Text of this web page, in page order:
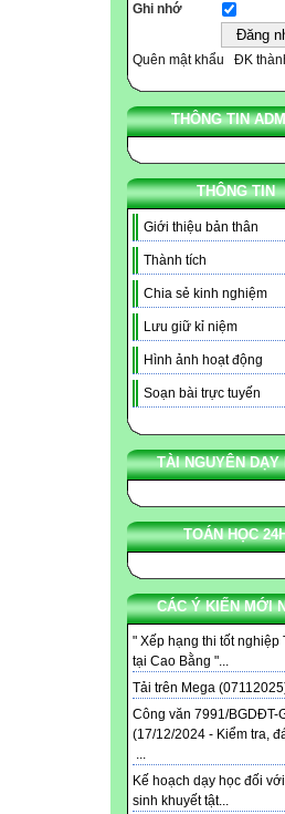
Ghi nhớ
Quên mật khẩu ĐK
THÔNG TIN
THÔNG TIN
Giới thiệu bản thân
Thành tích
Chia sẻ kinh nghiệm
Lưu giữ kỉ niệm
Hình ảnh hoạt động
Soạn bài trực tuyến
TÀI NGUYÊN DẠY
TOÁN HỌC
CÁC Ý KIẾN MỚI
" Xếp hạng thi tốt nghiệp
tại Cao Bằng "...
Tải trên Mega
Công văn 7991/BGDĐT-
(17/12/2024 - Kiểm tra,
...
Kế hoạch dạy học đối
sinh khuyết tật...